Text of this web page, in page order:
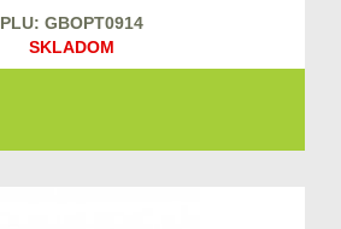
PLU: GBOPT0914
SKLADOM